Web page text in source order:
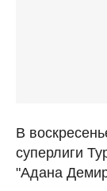
В
суперлиги
"Адана